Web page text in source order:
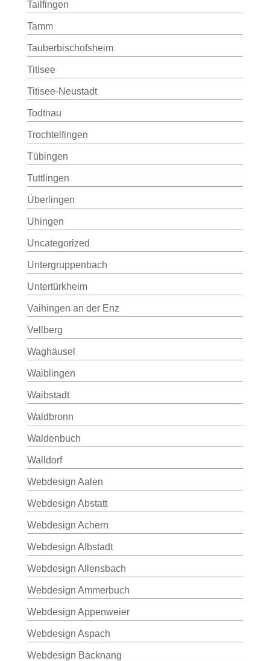
Tailfingen
Tamm
Tauberbischofsheim
Titisee
Titisee-Neustadt
Todtnau
Trochtelfingen
Tübingen
Tuttlingen
Überlingen
Uhingen
Uncategorized
Untergruppenbach
Untertürkheim
Vaihingen an der Enz
Vellberg
Waghäusel
Waiblingen
Waibstadt
Waldbronn
Waldenbuch
Walldorf
Webdesign Aalen
Webdesign Abstatt
Webdesign Achern
Webdesign Albstadt
Webdesign Allensbach
Webdesign Ammerbuch
Webdesign Appenweier
Webdesign Aspach
Webdesign Backnang